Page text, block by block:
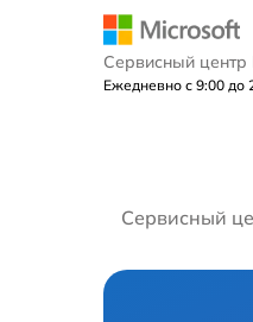
Сервисный центр
Ежедневно с 9:00 до
Сервисный